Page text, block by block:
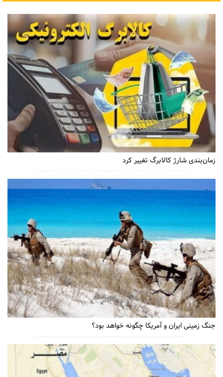
زمان‌بندی شارژ کالابرگ تغییر کرد
جنگ زمینی ایران و آمریکا چگونه خواهد بود؟